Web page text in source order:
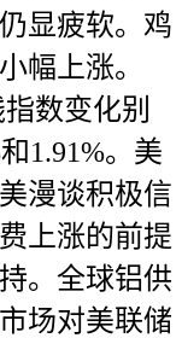
显疲软。鸡
幅上涨。
数变化别
1.91%。美
漫谈积极信
上涨的前提
。全球铝供
场对美联储